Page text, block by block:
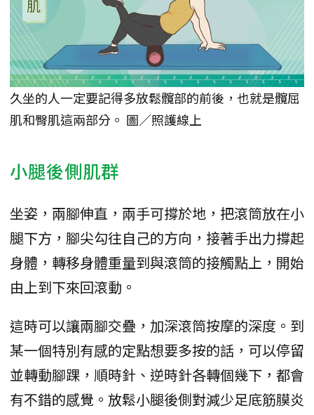
久坐的人一定要記得多放鬆髖部的前後，也就是髖屈
肌和臀肌這兩部分。 圖／照護線上
小腿後側肌群
坐姿，兩腳伸直，兩手可撐於地，把滾筒放在小
腿下方，腳尖勾往自己的方向，接著手出力撐起
身體，轉移身體重量到與滾筒的接觸點上，開始
由上到下來回滾動。
這時可以讓兩腳交疊，加深滾筒按摩的深度。到
某一個特別有感的定點想要多按的話，可以停留
並轉動腳踝，順時針、逆時針各轉個幾下，都會
有不錯的感覺。放鬆小腿後側對減少足底筋膜炎